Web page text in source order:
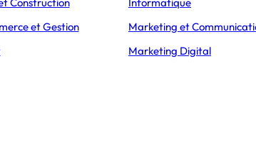
et Gestion
Marketing et
Marketing Digital
ARTICLES